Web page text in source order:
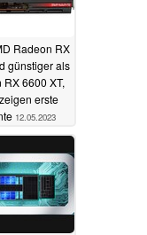
Radeon RX
günstiger als
RX 6600 XT,
erste
12.05.2023